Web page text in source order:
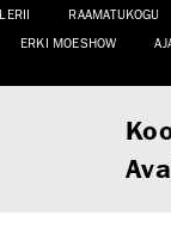
RAAMATUKOGU
ERKI MOESHOW